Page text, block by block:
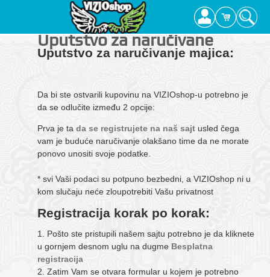
Uputstvo za naručivane
Uputstvo za naručivanje majica:
Da bi ste ostvarili kupovinu na VIZIOshop-u potrebno je
da se odlučite između 2 opcije:
Prva je tada se registrujete na naš sajt usled čega
vam je buduće naručivanje olakšano time da ne morate
ponovo unositi svoje podatke.
* svi Vaši podaci su potpuno bezbedni, a VIZIOshop ni u
kom slučaju neće zloupotrebiti Vašu privatnost
Registracija korak po korak:
1. Pošto ste pristupili našem sajtu potrebno je da kliknete
u gornjem desnom uglu na dugme Besplatna
registracija
2. Zatim Vam se otvara formular u kojem je potrebno